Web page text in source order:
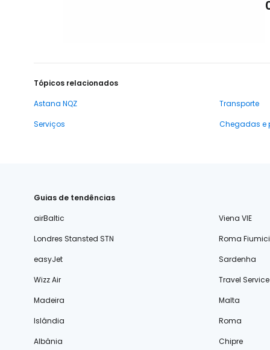
Tópicos relacionados
Astana NQZ
Transporte
Serviços
Chegadas e
Guias de tendências
airBaltic
Viena VIE
Londres Stansted STN
Roma
easyJet
Sardenha
Wizz Air
Travel Service
Madeira
Malta
Islândia
Roma
Albânia
Chipre